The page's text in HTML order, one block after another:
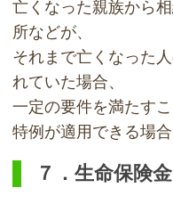
亡くなった親族から
所などが、
それまで亡くなった
れていた場合、
一定の要件を満たす
特例が適用できる場合
７．生命保険